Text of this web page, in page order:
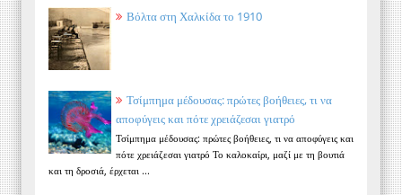
Βόλτα στη Χαλκίδα το 1910
Τσίμπημα μέδουσας: πρώτες βοήθειες, τι να
αποφύγεις και πότε χρειάζεσαι γιατρό
Τσίμπημα μέδουσας: πρώτες βοήθειες, τι να αποφύγεις και
πότε χρειάζεσαι γιατρό Το καλοκαίρι, μαζί με τη βουτιά
και τη δροσιά, έρχεται ...